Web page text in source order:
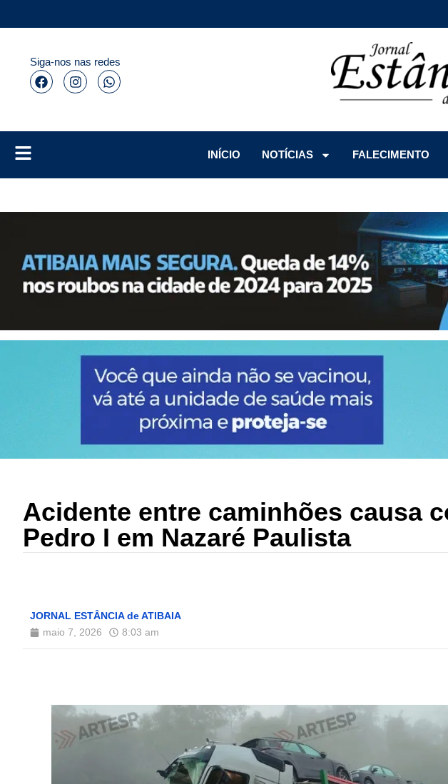
Siga-nos nas redes
INÍCIO
NOTÍCIAS FALECIMENTO
Acidente entre caminhões causa
Pedro I em Nazaré Paulista
JORNAL ESTÂNCIA de ATIBAIA
maio 7, 2026
8:03 am